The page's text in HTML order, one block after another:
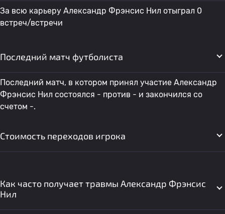
За всю карьеру Александр Фрэнсис Нил отыграл 0
встреч/встречи
Последний матч футболиста
Последний матч, в котором принял участие Александр
Фрэнсис Нил состоялся - против - и закончился со
счетом -.
Стоимость переходов игрока
Как часто получает травмы Александр Фрэнсис
Нил